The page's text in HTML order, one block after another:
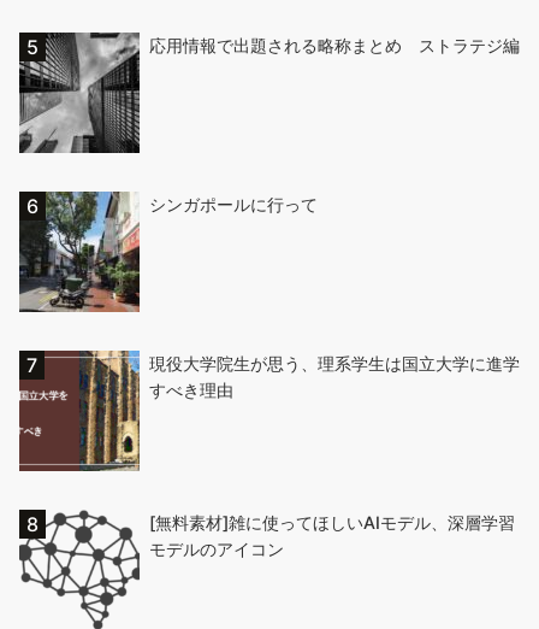
応用情報で出題される略称まとめ ストラテジ編
シンガポールに行って
現役大学院生が思う、理系学生は国立大学に進学
すべき理由
[無料素材]雑に使ってほしいAIモデル、深層学習
モデルのアイコン